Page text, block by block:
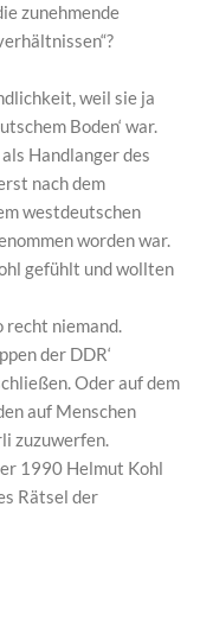
zunehmende
weil sie ja
Boden‘ war.
Handlanger des
nach dem
westdeutschen
worden war.
gefühlt und wollten
recht niemand.
der DDR‘
Oder auf dem
auf Menschen
zuzuwerfen.
1990 Helmut Kohl
Rätsel der